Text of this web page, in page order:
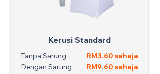
Kerusi Standard
Tanpa Sarung
RM3.60 sahaja
Dengan Sarung
RM9.60 sahaja